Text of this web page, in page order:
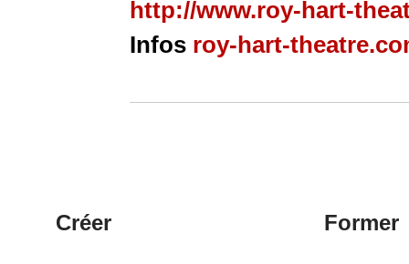
http://www.roy-hart-
Infos roy-hart-
Créer Former